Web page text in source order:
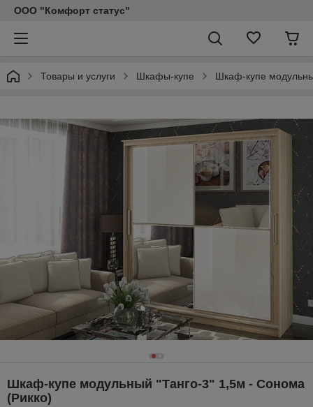
ООО "Комфорт статус"
Товары и услуги Шкафы-купе Шкаф-купе
Шкаф-купе модульный "Танго-3" 1,5м - Сонома
(Рикко)